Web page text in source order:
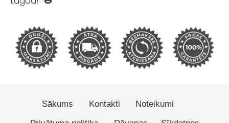
Sākums Kontakti
Noteikumi